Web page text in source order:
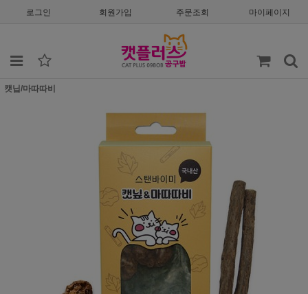
로그인 회원가입 주문조회 마이페이지
캣닙/마따따비